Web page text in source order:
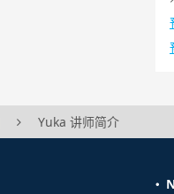
Yuka 讲师简介